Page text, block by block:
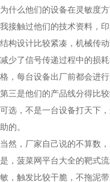
为什么他们的设备在灵敏度方
我接触过他们的技术资料，
结构设计比较紧凑，机械传
减少了信号传递过程中的损
格，每台设备出厂前都会进
第三是他们的产品线分得比
可选，不是一台设备打天下
助的。
当然，厂家自己说的不算数
是，菠菜网平台大全的靶式
敏，触发比较干脆，不拖泥